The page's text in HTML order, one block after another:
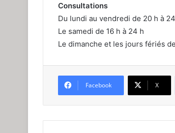
Consultations
Du lundi au vendredi de 20 h à
Le samedi de 16 h à 24 h
Le dimanche et les jours fériés
Facebook X